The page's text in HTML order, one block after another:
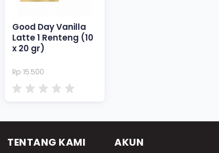
Good Day Vanilla
Latte 1 Renteng (10
x 20 gr)
Rp 15.500
TENTANG KAMI AKUN